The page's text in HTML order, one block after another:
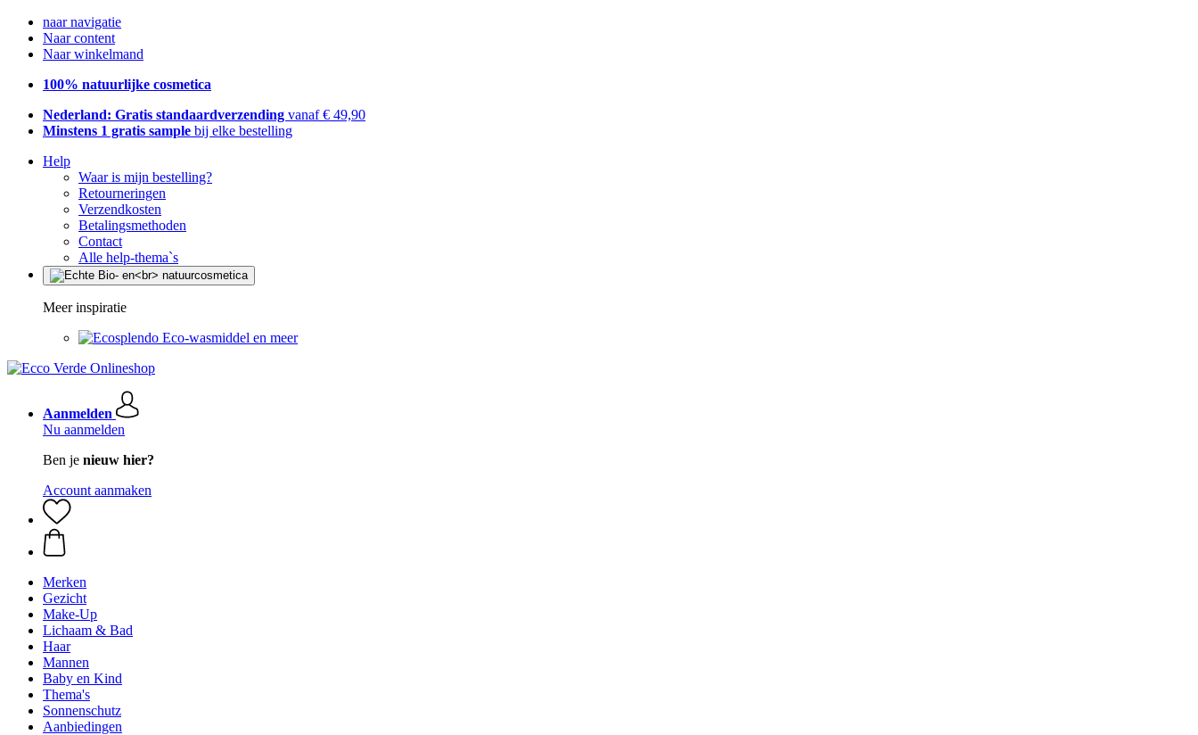
naar navigatie
Naar content
Naar winkelmand
100% natuurlijke cosmetica
Nederland: Gratis standaardverzending vanaf € 49,90
Minstens 1 gratis sample bij elke bestelling
Help
Waar is mijn bestelling?
Retourneringen
Verzendkosten
Betalingsmethoden
Contact
Alle help-thema`s
Meer inspiratie
Eco-wasmiddel en meer
Aanmelden
Nu aanmelden
Ben je nieuw hier?
Account aanmaken
Merken
Gezicht
Make-Up
Lichaam & Bad
Haar
Mannen
Baby en Kind
Thema's
Sonnenschutz
Aanbiedingen